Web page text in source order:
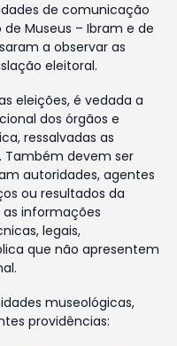
de comunicação
Museus – Ibram e de
a observar as
eleitoral.
eleições, é vedada a
dos órgãos e
ressalvadas as
Também devem ser
autoridades, agentes
ou resultados da
informações
legais,
que não apresentem
museológicas,
providências: